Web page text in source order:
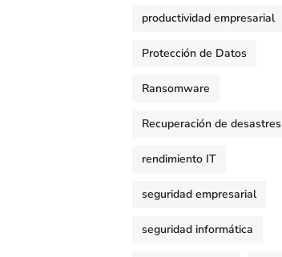
productividad empresarial
Protección de Datos
Ransomware
Recuperación de desastres
rendimiento IT
seguridad empresarial
seguridad informática